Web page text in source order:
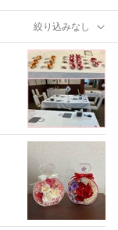
絞り込みなし